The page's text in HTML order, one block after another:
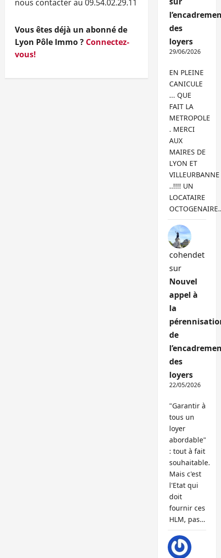
nous contacter au 09.54.02.29.11
Vous êtes déjà un abonné de
Lyon Pôle Immo ? Connectez-
vous!
des
loyers
29/06/2026
EN PLEINE
CANICULE
... QUE
FAIT LA
METROPOLE
. MERCI
AUX
MAIRES DE
LYON ET
VILLEURBANNE
..!!!! UN
LOCATAIRE
cohendet
sur
Nouvel
appel à
la
de
des
loyers
22/05/2026
"Garantir à
tous un
loyer
abordable"
: tout à fait
souhaitable.
Mais c'est
l'Etat qui
doit
fournir ces
HLM, pas…